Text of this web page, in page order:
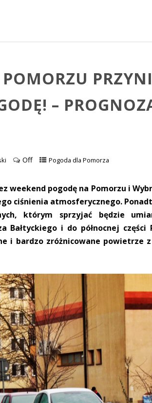
–
Off Pogoda dla Pomorza
weekend pogodę na Pomorzu i
ciśnienia atmosferycznego.
którym sprzyjać będzie
Bałtyckiego i do północnej części
i bardzo zróżnicowane powietrze z